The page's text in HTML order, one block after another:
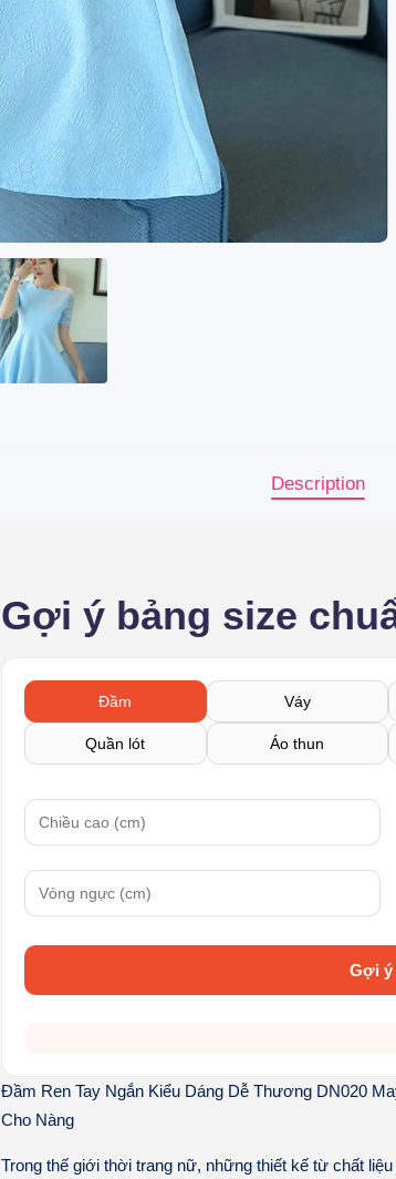
Description
Gợi ý bảng size
Đầm Váy
Quần lót Áo thun
Gợi ý
Đầm Ren Tay Ngắn Kiểu Dáng Dễ Thương DN020
Cho Nàng
Trong thế giới thời trang nữ, những thiết kế từ chất